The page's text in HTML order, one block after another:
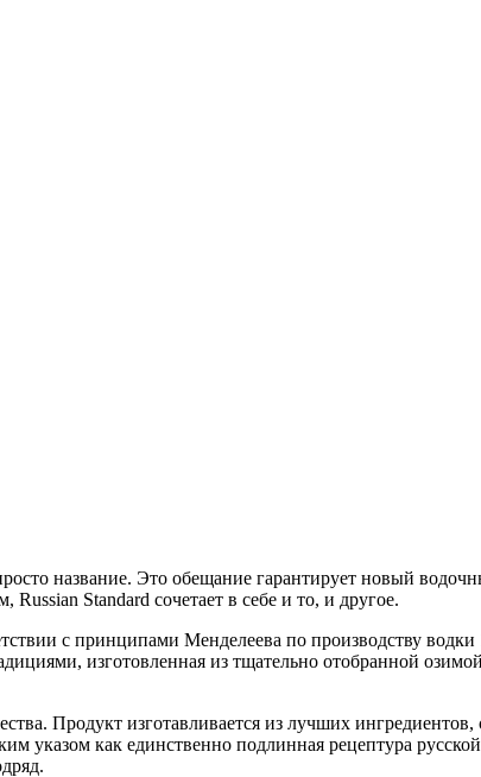
название. Это обещание гарантирует новый
Standard сочетает в себе и то, и другое.
с принципами Менделеева по производству
изготовленная из тщательно отобранной
Продукт изготавливается из лучших ингредиентов,
указом как единственно подлинная рецептура